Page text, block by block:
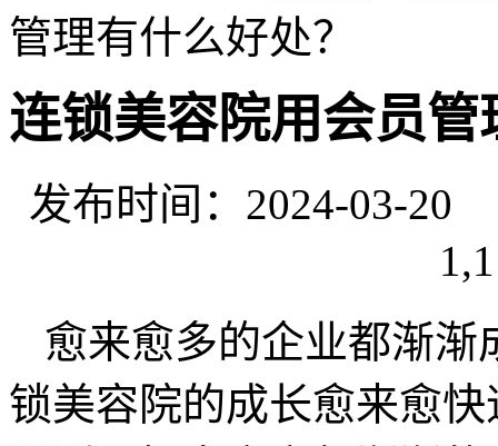
管理有什么好处？
连锁美容院用会员
发布时间：2024-03-
愈来愈多的企业都渐渐
锁美容院的成长愈来愈